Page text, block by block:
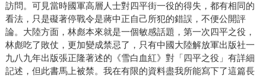
訪問。可見當時國軍高層人士對四平街一役的得失，都有相同的
看法，只是礙著停戰令是蔣中正自己所犯的錯誤，不便公開評
論。大陸方面，林彪本來就是一個敏感話題，第一次四平之役，
林彪吃了敗仗，更加變成禁忌了，只有中國大陸解放軍出版社一
九八九年出版張正隆著述的《雪白血紅》對「四平之役」有詳細
記述，但此書馬上被禁。我在有限的資料盡我所能寫下了這篇長